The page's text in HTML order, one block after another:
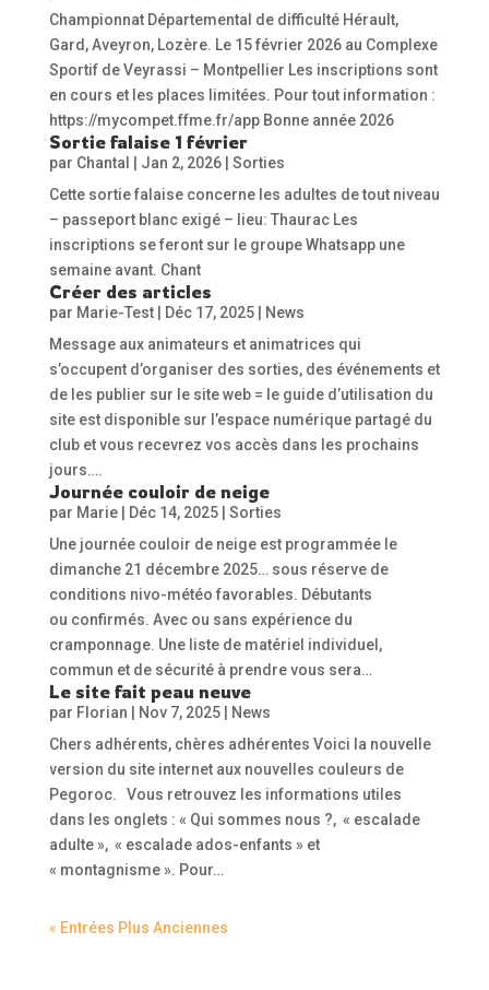
Championnat Départemental de difficulté Hérault,
Gard, Aveyron, Lozère. Le 15 février 2026 au Complexe
Sportif de Veyrassi – Montpellier Les inscriptions sont
en cours et les places limitées. Pour tout information :
https://mycompet.ffme.fr/app Bonne année 2026
Sortie falaise 1 février
par Chantal Jan 2, 2026| Sorties
Cette sortie falaise concerne les adultes de tout niveau
– passeport blanc exigé – lieu: Thaurac Les
inscriptions se feront sur le groupe Whatsapp une
semaine avant. Chant
Créer des articles
par Marie-Test| Déc 17, 2025|
News
Message aux animateurs et animatrices qui
s’occupent d’organiser des sorties, des événements et
de les publier sur le site web = le guide d’utilisation du
site est disponible sur l’espace numérique partagé du
club et vous recevrez vos accès dans les prochains
jours….
Journée couloir de neige
par Marie| Déc 14, 2025| Sorties
Une journée couloir de neige est programmée le
dimanche 21 décembre 2025… sous réserve de
conditions nivo-météo favorables. Débutants
ou confirmés. Avec ou sans expérience du
cramponnage. Une liste de matériel individuel,
commun et de sécurité à prendre vous sera…
Le site fait peau neuve
par Florian Nov 7, 2025|
News
Chers adhérents, chères adhérentes Voici la nouvelle
version du site internet aux nouvelles couleurs de
Pegoroc. Vous retrouvez les informations utiles
dans les onglets : « Qui sommes nous ?, « escalade
adulte », « escalade ados-enfants » et
« montagnisme ». Pour…
« Entrées Plus Anciennes